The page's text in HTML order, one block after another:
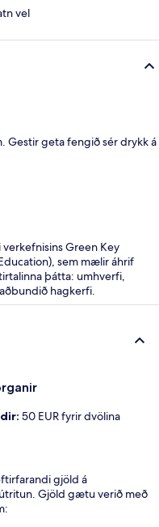
vel
Gestir geta fengið sér drykk á
Green Key
sem mælir áhrif
þátta: umhverfi,
hagkerfi.
50 EUR fyrir dvölina
gjöld á
Gjöld gætu verið með